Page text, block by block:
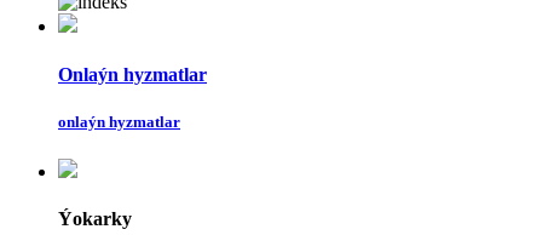
Onlaýn hyzmatlar
onlaýn hyzmatlar
Ýokarky